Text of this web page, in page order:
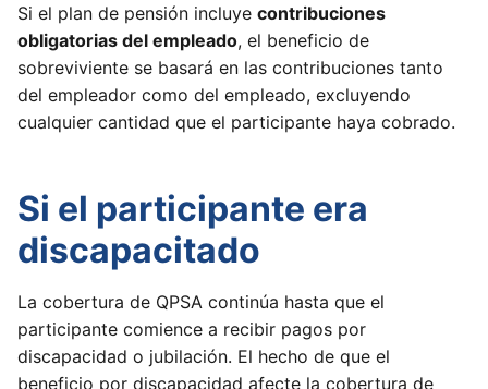
Si el plan de pensión incluye contribuciones
obligatorias del empleado, el beneficio de
sobreviviente se basará en las contribuciones tanto
del empleador como del empleado, excluyendo
cualquier cantidad que el participante haya cobrado.
Si el participante era
discapacitado
La cobertura de QPSA continúa hasta que el
participante comience a recibir pagos por
discapacidad o jubilación. El hecho de que el
beneficio por discapacidad afecte la cobertura de